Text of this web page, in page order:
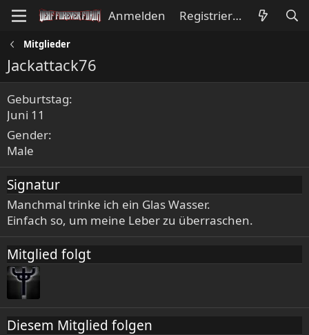
Anmelden Registrieren
Mitglieder
Jackattack76
Geburtstag
Juni 11
Gender
Male
Signatur
Manchmal trinke ich ein Glas Wasser.
Einfach so, um meine Leber zu überraschen.
Mitglied folgt
Diesem Mitglied folgen